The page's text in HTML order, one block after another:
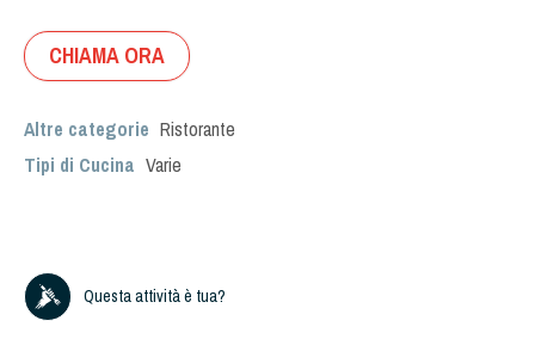
CHIAMA ORA
Altre categorie Ristorante
Tipi di Cucina Varie
Questa attività è tua?